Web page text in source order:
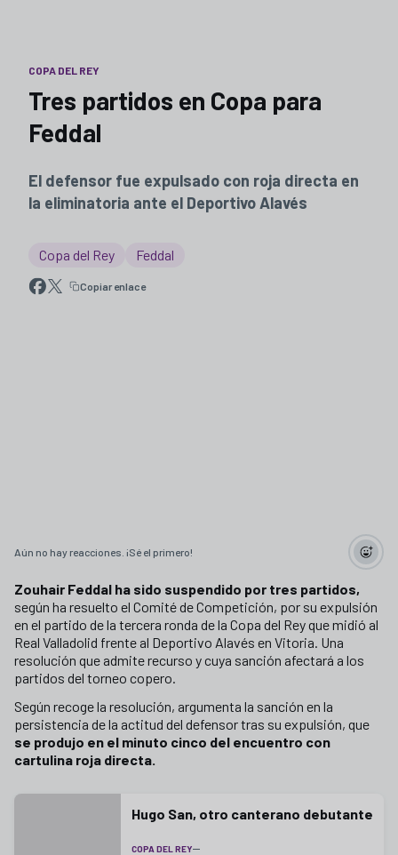
COPA DEL REY
Tres partidos en Copa para
Feddal
El defensor fue expulsado con roja directa en
la eliminatoria ante el Deportivo Alavés
Copa del Rey Feddal
Copiar enlace
Aún no hay reacciones. ¡Sé el primero!
Zouhair Feddal ha sido suspendido por tres partidos,
según ha resuelto el Comité de Competición, por su expulsión
en el partido de la tercera ronda de la Copa del Rey que midió al
Real Valladolid frente al Deportivo Alavés en Vitoria. Una
resolución que admite recurso y cuya sanción afectará a los
partidos del torneo copero.
Según recoge la resolución, argumenta la sanción en la
persistencia de la actitud del defensor tras su expulsión, que
se produjo en el minuto cinco del encuentro con
cartulina roja directa.
Hugo San, otro canterano debutante
COPA DEL REY